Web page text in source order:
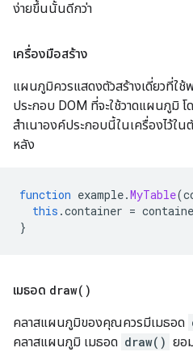
ง่ายขึ้นนั้นดีกว่า
เครื่องมือสร้าง
แผนภูมิควรแสดงตัวสร้างเดี่ยวที่ใช้
ประกอบ DOM ที่จะใช้วาดแผนภูมิ
สำเนาองค์ประกอบนี้ในเครื่องไว้ใน
หลัง
function example.MyTable(
this .container =
}
เมธอด draw( )
คลาสแผนภูมิของคุณควรมีเมธอด
คลาสแผนภูมิ เมธอด draw() ยอ